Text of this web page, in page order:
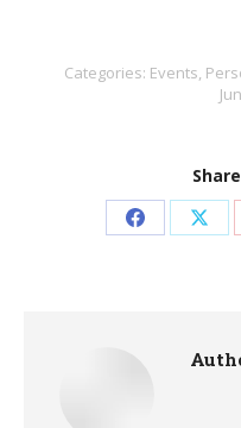
Categories: Events,
Share